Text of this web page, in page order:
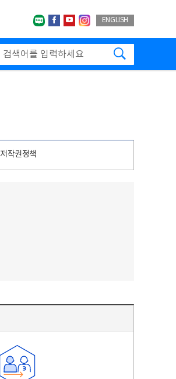
네이버블로그
페이스북
유투브인스타그랩
ENGLISH
저작권정책